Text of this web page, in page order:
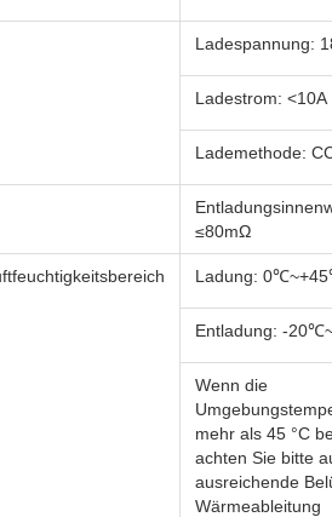
Ladespannung:
Ladestrom: <10A
Lademethode:
≤80mΩ
Ladung:
Entladung: -
Wenn die
mehr als 45 °C
achten Sie bitte
ausreichende
Wärmeableitung